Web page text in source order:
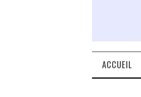
ACCUEIL